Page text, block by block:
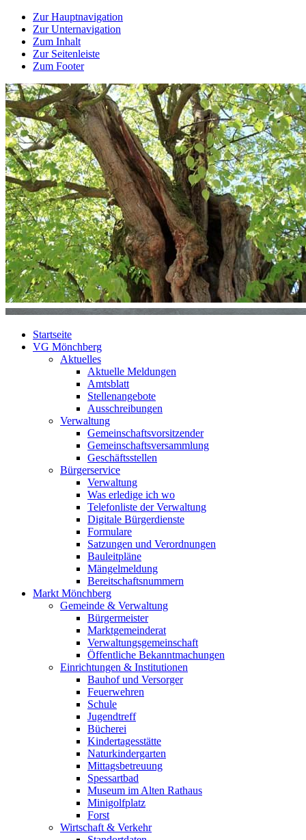
Zur Hauptnavigation
Zur Unternavigation
Zum Inhalt
Zur Seitenleiste
Zum Footer
Startseite
VG Mönchberg
Aktuelles
Aktuelle Meldungen
Amtsblatt
Stellenangebote
Ausschreibungen
Verwaltung
Gemeinschaftsvorsitzender
Gemeinschaftsversammlung
Geschäftsstellen
Bürgerservice
Verwaltung
Was erledige ich wo
Telefonliste der Verwaltung
Digitale Bürgerdienste
Formulare
Satzungen und Verordnungen
Bauleitpläne
Mängelmeldung
Bereitschaftsnummern
Markt Mönchberg
Gemeinde & Verwaltung
Bürgermeister
Marktgemeinderat
Verwaltungsgemeinschaft
Öffentliche Bekanntmachungen
Einrichtungen & Institutionen
Bauhof und Versorger
Feuerwehren
Schule
Jugendtreff
Bücherei
Kindertagesstätte
Naturkindergarten
Mittagsbetreuung
Spessartbad
Museum im Alten Rathaus
Minigolfplatz
Forst
Wirtschaft & Verkehr